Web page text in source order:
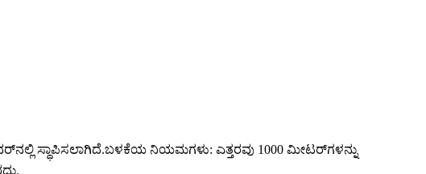
ಸ್ಥಾಪಿಸಲಾಗಿದೆ.ಬಳಕೆಯ ನಿಯಮಗಳು: ಎತ್ತರವು 1000 ಮೀಟರ್‌ಗಳನ್ನು